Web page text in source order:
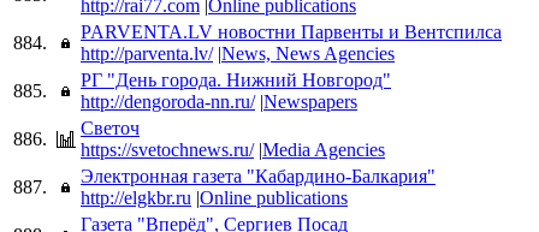
http://rai77.com |Online publications
884.
PARVENTA.LV новостни Парвенты и Вентспилса
http://parventa.lv/ |News, News Agencies
885.
РГ "День города. Нижний Новгород"
http://dengoroda-nn.ru/ |Newspapers
886.
Светоч
https://svetochnews.ru/ |Media Agencies
887.
Электронная газета "Кабардино-Балкария"
http://elgkbr.ru |Online publications
Газета "Вперёд", Сергиев Посад